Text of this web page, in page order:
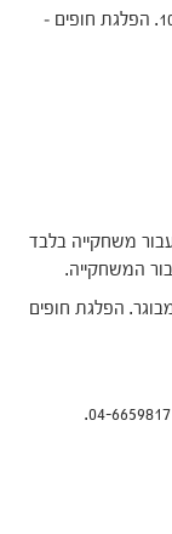
הפלגת שייט ודייג – בימים שלישי ושישי בשעה 10:00. הפלגת חופים –
סדנה החל מ- 58 ₪. מחיר עבור משחקייה בלבד
– 30 ₪ לילד (מגיל 3-12), 35 ₪ למבוגר. הפלגת חופים